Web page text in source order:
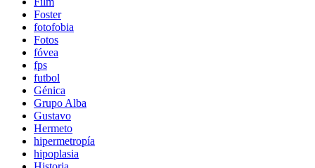
Foster
fotofobia
Fotos
fóvea
fps
futbol
Génica
Grupo Alba
Gustavo
Hermeto
hipermetropía
hipoplasia